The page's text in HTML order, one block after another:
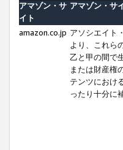
アマゾン・サ
イト
アマゾン・サ
amazon.co.jp アソシエイト
より、これら
乙と甲の間で
または財産権
テンツにおけ
ったり十分に